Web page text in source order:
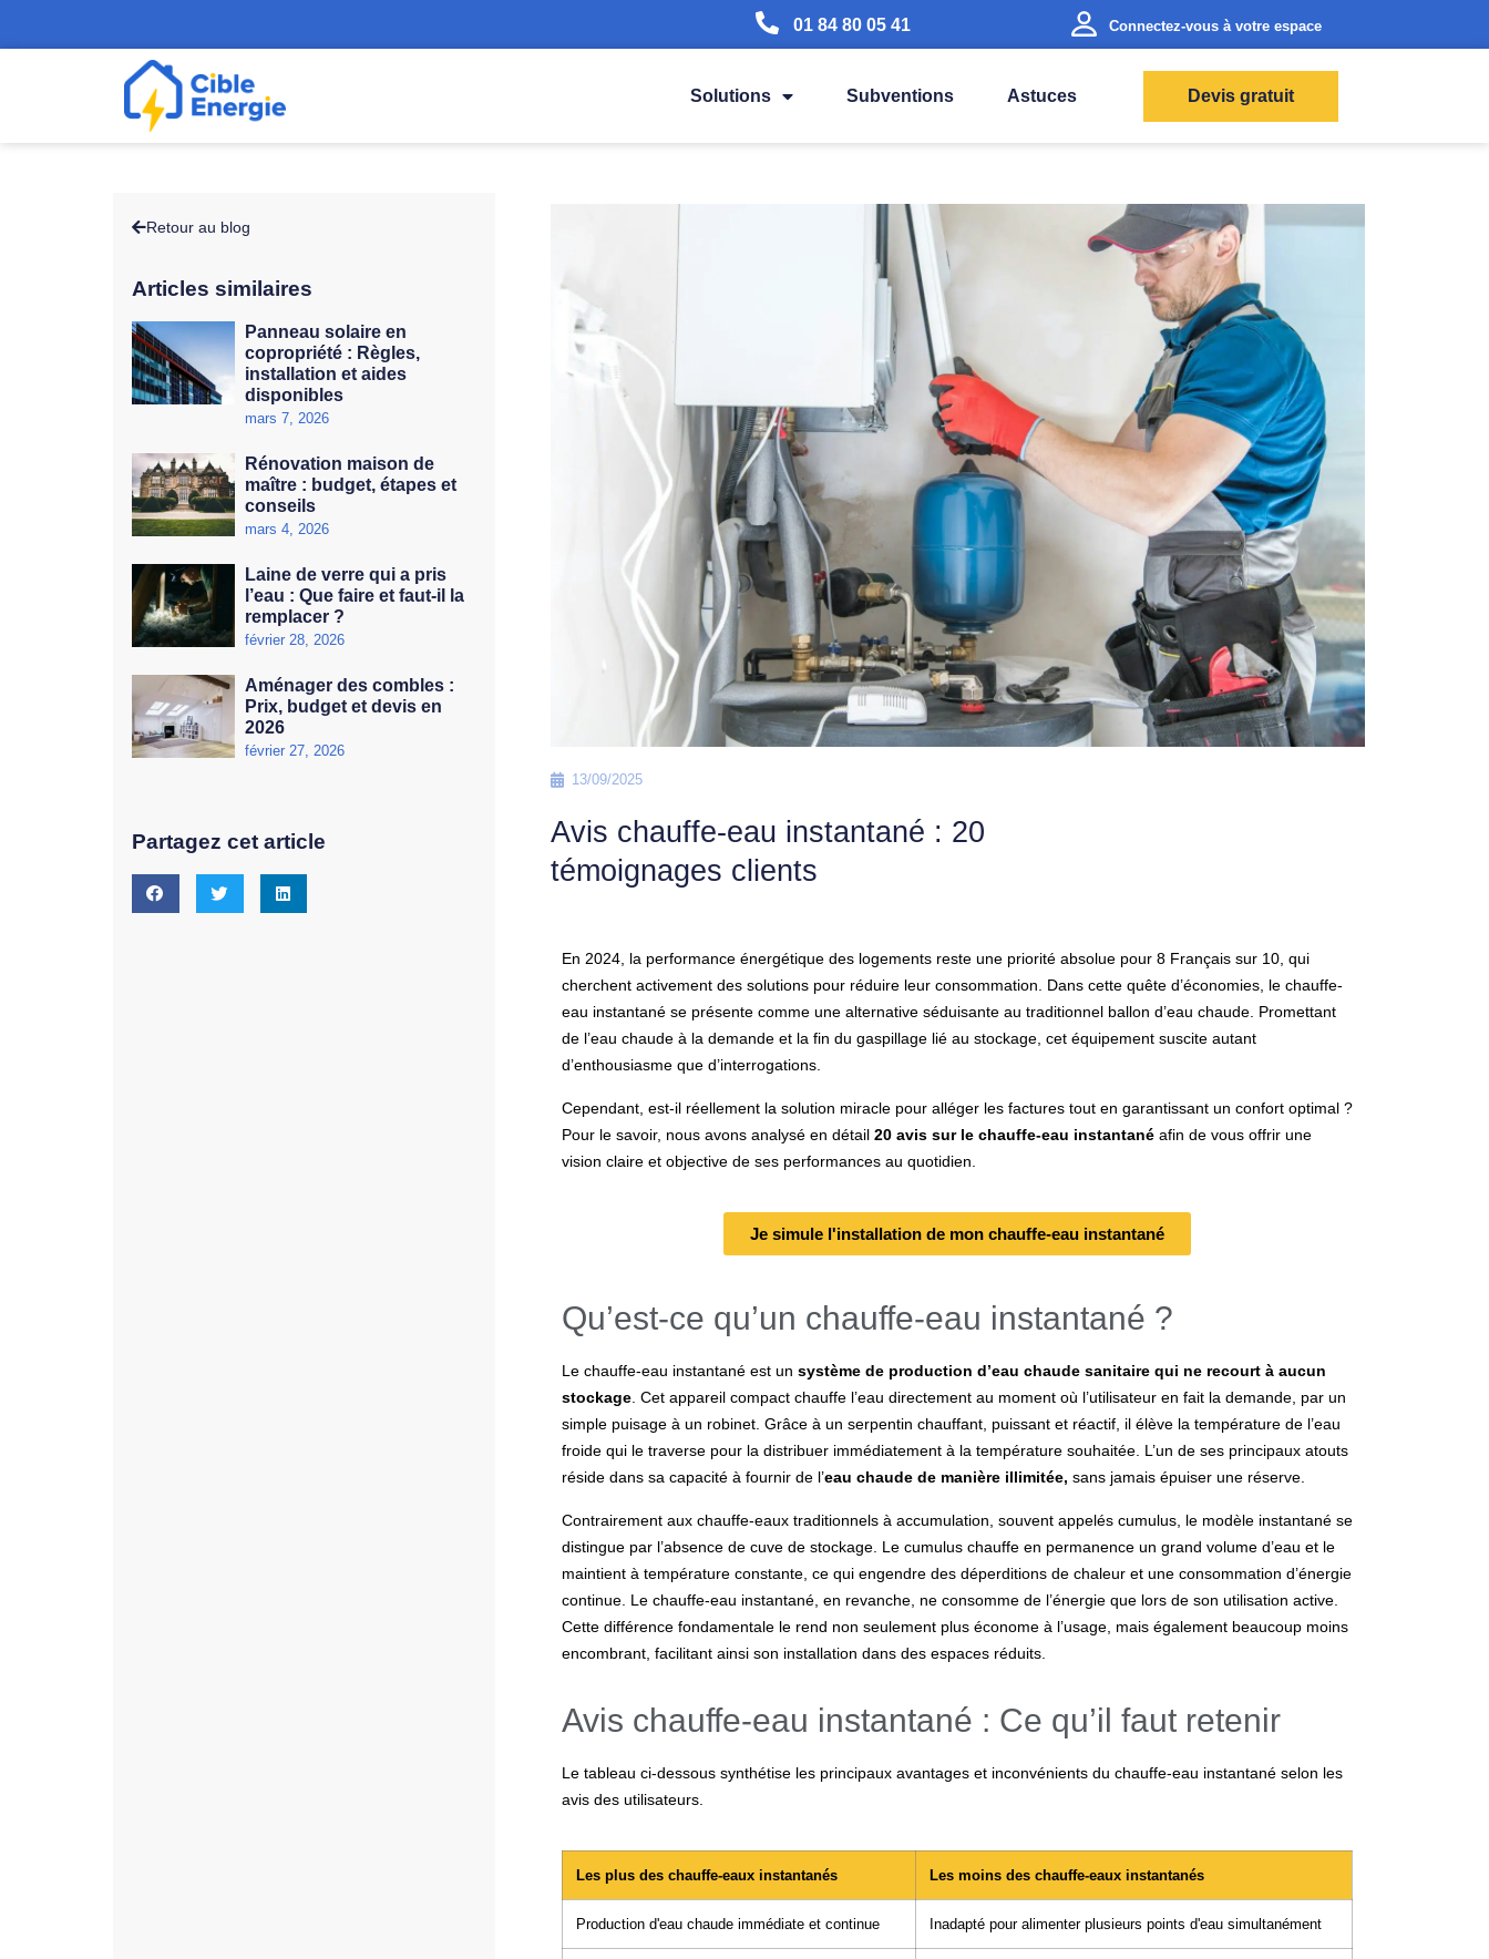
01 84 80 05 41 Connectez-vous à votre espace
Solutions Subventions Astuces Devis gratuit
Retour au blog
Articles similaires
Panneau solaire en
copropriété : Règles,
installation et aides
disponibles
mars 7, 2026
Rénovation maison de
maître : budget, étapes et
conseils
mars 4, 2026
Laine de verre qui a pris
l’eau : Que faire et faut-il la
remplacer ?
février 28, 2026
Aménager des combles :
Prix, budget et devis en
2026
février 27, 2026
Partagez cet article
13/09/2025
Avis chauffe-eau instantané : 20
témoignages clients
En 2024, la performance énergétique des logements reste une priorité absolue pour 8 Français sur 10, qui
cherchent activement des solutions pour réduire leur consommation. Dans cette quête d’économies, le chauffe-
eau instantané se présente comme une alternative séduisante au traditionnel ballon d’eau chaude. Promettant
de l’eau chaude à la demande et la fin du gaspillage lié au stockage, cet équipement suscite autant
d’enthousiasme que d’interrogations.
Cependant, est-il réellement la solution miracle pour alléger les factures tout en garantissant un confort optimal ?
Pour le savoir, nous avons analysé en détail 20 avis sur le chauffe-eau instantanéafin de vous offrir une
vision claire et objective de ses performances au quotidien.
Je simule l'installation de mon chauffe-eau instantané
Qu’est-ce qu’un chauffe-eau instantané ?
Le chauffe-eau instantané est un système de production d’eau chaude sanitaire qui ne recourt à aucun
stockage. Cet appareil compact chauffe l’eau directement au moment où l’utilisateur en fait la demande, par un
simple puisage à un robinet. Grâce à un serpentin chauffant, puissant et réactif, il élève la température de l’eau
froide qui le traverse pour la distribuer immédiatement à la température souhaitée. L’un de ses principaux atouts
réside dans sa capacité à fournir de l’eau chaude de manière illimitée, sans jamais épuiser une réserve.
Contrairement aux chauffe-eaux traditionnels à accumulation, souvent appelés cumulus, le modèle instantané se
distingue par l’absence de cuve de stockage. Le cumulus chauffe en permanence un grand volume d’eau et le
maintient à température constante, ce qui engendre des déperditions de chaleur et une consommation d’énergie
continue. Le chauffe-eau instantané, en revanche, ne consomme de l’énergie que lors de son utilisation active.
Cette différence fondamentale le rend non seulement plus économe à l’usage, mais également beaucoup moins
encombrant, facilitant ainsi son installation dans des espaces réduits.
Avis chauffe-eau instantané : Ce qu’il faut retenir
Le tableau ci-dessous synthétise les principaux avantages et inconvénients du chauffe-eau instantané selon les
avis des utilisateurs.
Les plus des chauffe-eaux instantanés Les moins des chauffe-eaux instantanés
Production d'eau chaude immédiate et continue Inadapté pour alimenter plusieurs points d'eau simultanément